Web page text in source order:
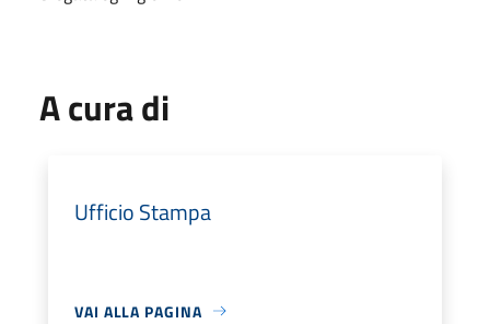
A cura di
Ufficio Stampa
VAI ALLA PAGINA